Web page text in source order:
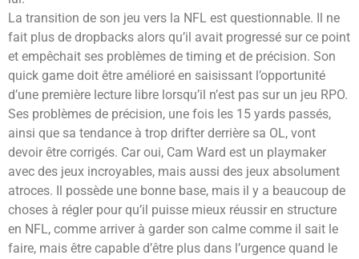
La transition de son jeu vers la NFL est questionnable. Il ne
fait plus de dropbacks alors qu’il avait progressé sur ce point
et empêchait ses problèmes de timing et de précision. Son
quick game doit être amélioré en saisissant l’opportunité
d’une première lecture libre lorsqu’il n’est pas sur un jeu RPO.
Ses problèmes de précision, une fois les 15 yards passés,
ainsi que sa tendance à trop drifter derrière sa OL, vont
devoir être corrigés. Car oui, Cam Ward est un playmaker
avec des jeux incroyables, mais aussi des jeux absolument
atroces. Il possède une bonne base, mais il y a beaucoup de
choses à régler pour qu’il puisse mieux réussir en structure
en NFL, comme arriver à garder son calme comme il sait le
faire, mais être capable d’être plus dans l’urgence quand le